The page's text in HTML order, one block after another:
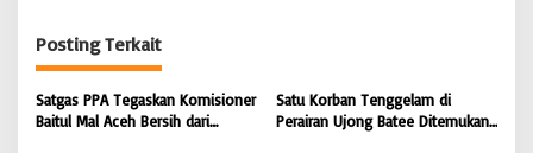
g
a
s
Posting Terkait
Satgas PPA Tegaskan Komisioner
Baitul Mal Aceh Bersih dari
Satu Korban Tenggelam di
Perairan Ujong Batee Ditemukan,